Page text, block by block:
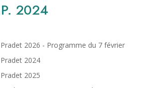
2024
2026 - Programme du 7 février
2024
2025